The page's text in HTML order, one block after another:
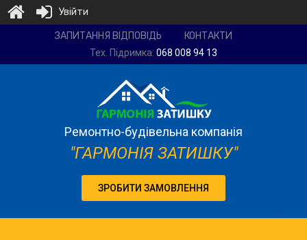
компанія
ЗАПИТАННЯ ВІДПОВІДЬ КОНТАКТИ
Тех. Підримка: 068 008 94 13
Ремонтно-будівельна компанія
"ГАРМОНІЯ ЗАТИШКУ"
ЗРОБИТИ ЗАМОВЛЕННЯ
Увійти